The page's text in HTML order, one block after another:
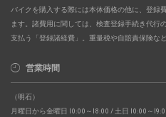
バイクを購入する際には本体価格の他に、登録
ます。諸費用に関しては、検査登録手続き代行
支払う「登録諸経費」。重量税や自賠責保険な
営業時間
（明石）
月曜日から金曜日 10:00～18:00 / 土日 10:00～